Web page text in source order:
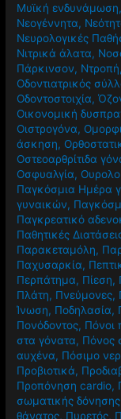
Μυϊκή ενδυνάμωση,
Νεογέννητα,
Νευρολογικές
Νιτρικά άλατα,
Πάρκινσον, Ντροπή,
Οδοντιατρικός
Οδοντοστοιχία,
Οικονομική
Οιστρογόνα,
άσκηση,
Οστεοαρθρίτιδα
Οσφυαλγία,
Παγκόσμια Ημέρα
γυναικών,
Παγκρεατικό
Παθητικές
Παρακεταμόλη,
Παχυσαρκία,
Περπάτημα, Πίεση,
Πλάτη, Πνεύμονες,
Ίνωση, Ποδηλασία,
Πονόδοντος, Πόνοι
στα γόνατα, Πόνος
αυχένα, Πόσιμο
Προβιοτικά,
Προπόνηση cardio,
σωματικής δόνησης
θάνατος, Πυρετός,